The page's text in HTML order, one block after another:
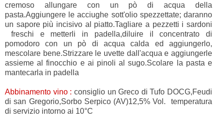
cremoso allungare con un pò di acqua della
pasta.Aggiungere le acciughe sott'olio spezzettate; daranno
un sapore più incisivo al piatto.Tagliare a pezzetti i sardoni
freschi e metterli in padella,diluire il concentrato di
pomodoro con un pò di acqua calda ed aggiungerlo,
mescolare bene.Strizzare le uvette dall'acqua e aggiungerle
assieme al finocchio e ai pinoli al sugo.Scolare la pasta e
mantecarla in padella
Abbinamento vino : consiglio un Greco di Tufo DOCG,Feudi
di san Gregorio,Sorbo Serpico (AV)12,5% Vol. temperatura
di servizio intorno ai 10°C